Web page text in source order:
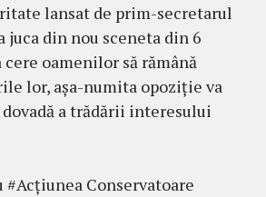
lansat de prim-secretarul
juca din nou sceneta din 6
cere oamenilor să rămână
lor, așa-numita opoziție va
a trădării interesului
#Acțiunea Conservatoare